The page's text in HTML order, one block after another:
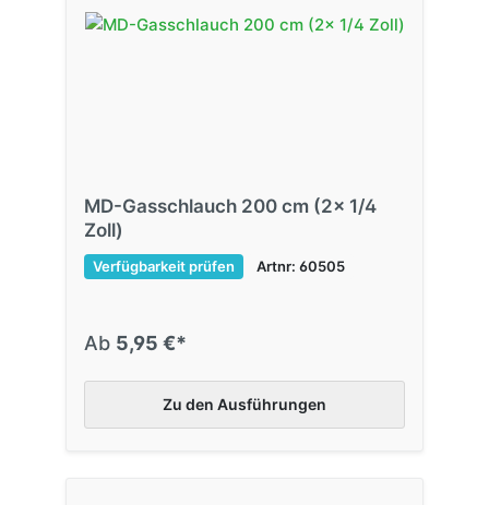
MD-Gasschlauch 200 cm (2x 1/4
Zoll)
Verfügbarkeit prüfen Artnr: 60505
Ab 5,95 €*
Zu den Ausführungen